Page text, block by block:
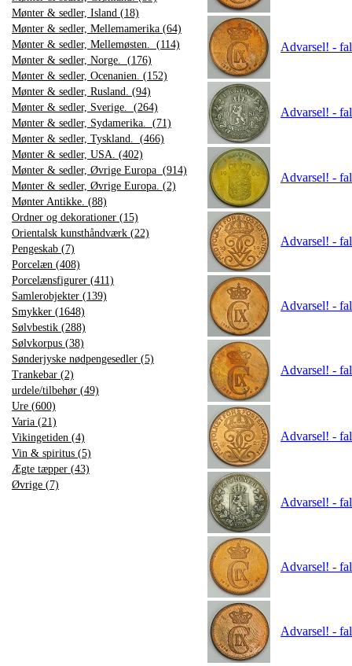
Mønter & sedler, Island (18)
Mønter & sedler, Mellemamerika (64)
Mønter & sedler, Mellemøsten. (114)
Mønter & sedler, Norge. (176)
Mønter & sedler, Ocenanien. (152)
Mønter & sedler, Rusland. (94)
Mønter & sedler, Sverige. (264)
Mønter & sedler, Sydamerika. (71)
Mønter & sedler, Tyskland. (466)
Mønter & sedler, USA. (402)
Mønter & sedler, Øvrige Europa (914)
Mønter & sedler, Øvrige Europa. (2)
Mønter Antikke. (88)
Ordner og dekorationer (15)
Orientalsk kunsthåndværk (22)
Pengeskab (7)
Porcelæn (408)
Porcelænsfigurer (411)
Samlerobjekter (139)
Smykker (1648)
Sølvbestik (288)
Sølvkorpus (38)
Sønderjyske nødpengesedler (5)
Trankebar (2)
urdele/tilbehør (49)
Ure (600)
Varia (21)
Vikingetiden (4)
Vin & spiritus (5)
Ægte tæpper (43)
Øvrige (7)
Advarsel! -
Advarsel! -
Advarsel! -
Advarsel! -
Advarsel! -
Advarsel! -
Advarsel! -
Advarsel! -
Advarsel! -
Advarsel! -